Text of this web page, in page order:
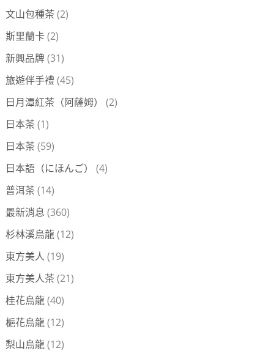
文山包種茶 (2)
斯里蘭卡(2)
新興品牌(31)
旅遊伴手禮(45)
日月潭紅茶（阿薩姆）
(2)
日本茶 (1)
日本茶 (59)
日本語（にほんご）
(4)
普洱茶 (14)
最新消息 (360)
杉林溪烏龍(12)
東方美人 (19)
東方美人茶 (21)
桂花烏龍(40)
梔花烏龍(12)
梨山烏龍(12)